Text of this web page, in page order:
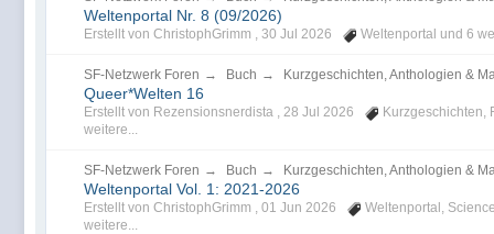
Weltenportal Nr. 8 (09/2026)
Erstellt von ChristophGrimm , 30 Jul 2026 Weltenportal und 6
SF-Netzwerk Foren → Buch → Kurzgeschichten, Anthologien &
Queer*Welten 16
Erstellt von Rezensionsnerdista , 28 Jul 2026 Kurzgeschichten,
weitere...
SF-Netzwerk Foren → Buch → Kurzgeschichten, Anthologien &
Weltenportal Vol. 1: 2021-2026
Erstellt von ChristophGrimm , 01 Jun 2026 Weltenportal ,
weitere...